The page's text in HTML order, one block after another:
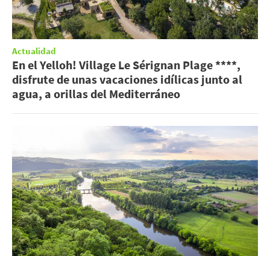
Actualidad
En el Yelloh! Village Le Sérignan Plage ****,
disfrute de unas vacaciones idílicas junto al
agua, a orillas del Mediterráneo